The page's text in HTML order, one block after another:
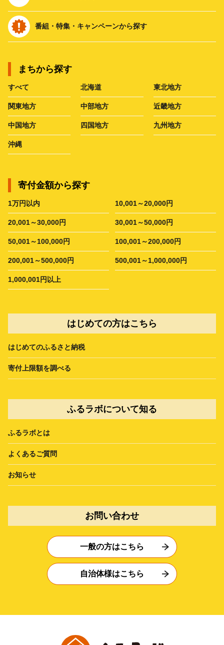
番組・特集・キャンペーンから探す
まちから探す
すべて 北海道 東北地方
関東地方 中部地方 近畿地方
中国地方 四国地方 九州地方
沖縄
寄付金額から探す
1万円以内 10,001～20,000円
20,001～30,000円 30,001～50,000円
50,001～100,000円 100,001～200,000円
200,001～500,000円 500,001～1,000,000円
1,000,001円以上
はじめての方はこちら
はじめてのふるさと納税
寄付上限額を調べる
ふるラボについて知る
ふるラボとは
よくあるご質問
お知らせ
お問い合わせ
一般の方はこちら
自治体様はこちら